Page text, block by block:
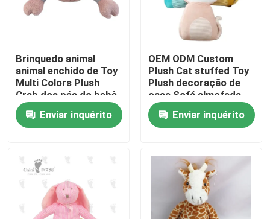
Casa
Produtos
Sobre nós
Excursão da fábrica
Brinquedo animal
animal enchido de Toy
Multi Colors Plush
Crab dos pés do bebê
oito dos PP algodão
macio feito sob
encomenda
Enviar inquérito
OEM ODM Custom
Plush Cat stuffed Toy
Plush decoração de
casa Sofá almofada
Popular stuffed Super
Soft Animal Toy
Enviar inquérito